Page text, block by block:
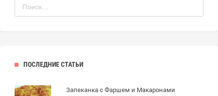
ПОСЛЕДНИЕ СТАТЬИ
Запеканка с Фаршем и Макаронами